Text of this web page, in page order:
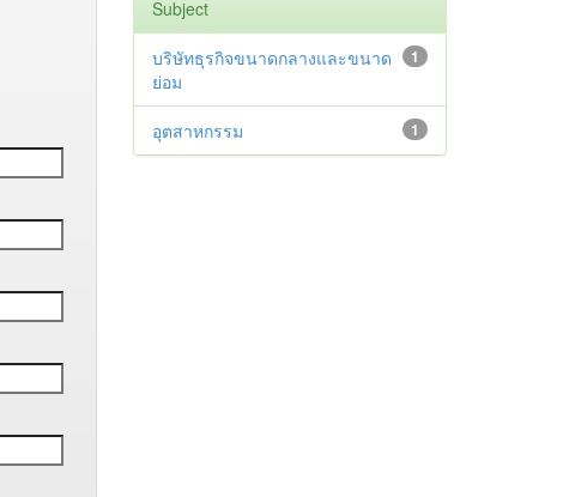
Subject
1
บริษัทธุรกิจขนาดกลางและขนาด
ย่อม
1
อุตสาหกรรม